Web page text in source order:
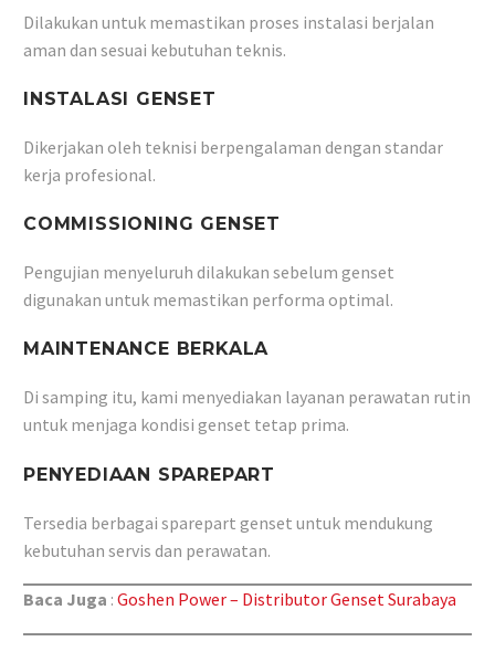
Dilakukan untuk memastikan proses instalasi berjalan
aman dan sesuai kebutuhan teknis.
INSTALASI GENSET
Dikerjakan oleh teknisi berpengalaman dengan standar
kerja profesional.
COMMISSIONING GENSET
Pengujian menyeluruh dilakukan sebelum genset
digunakan untuk memastikan performa optimal.
MAINTENANCE BERKALA
Di samping itu, kami menyediakan layanan perawatan rutin
untuk menjaga kondisi genset tetap prima.
PENYEDIAAN SPAREPART
Tersedia berbagai sparepart genset untuk mendukung
kebutuhan servis dan perawatan.
Baca Juga : Goshen Power – Distributor Genset Surabaya